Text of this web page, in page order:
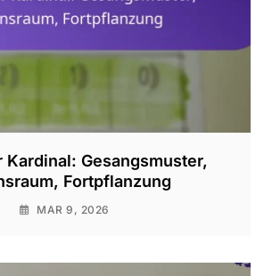
Kardinal: Gesangsmuster,
Fortpflanzung
MAR 9, 2026